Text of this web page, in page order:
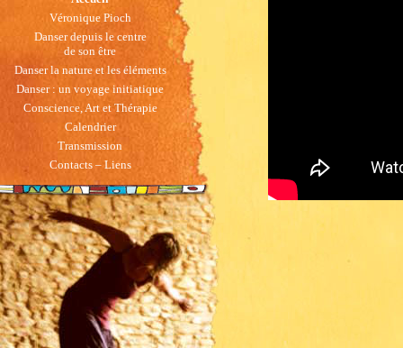
Véronique Pioch
Danser depuis le centre
de son être
Danser la nature et les éléments
Danser : un voyage initiatique
Conscience, Art et Thérapie
Calendrier
Transmission
Contacts – Liens